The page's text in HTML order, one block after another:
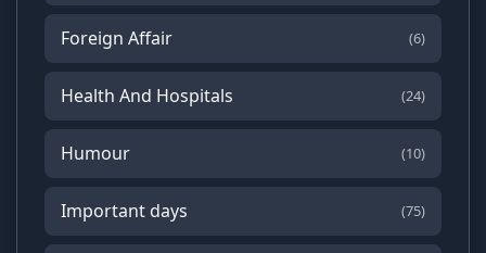
Foreign Affair (6)
Health And Hospitals (24)
Humour (10)
Important days (75)